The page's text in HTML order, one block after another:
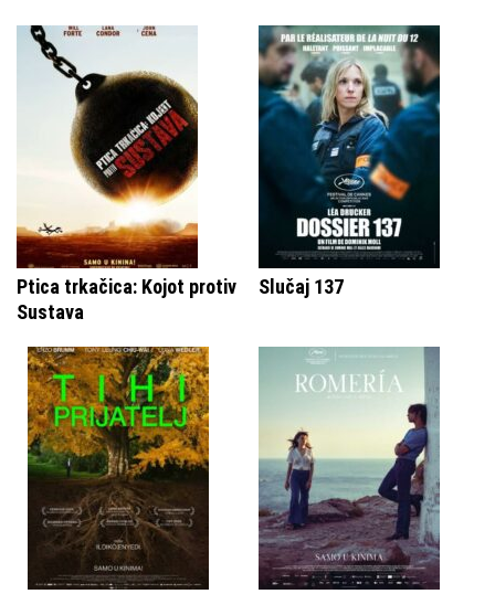
Ptica trkačica: Kojot protiv
Sustava
Slučaj 137